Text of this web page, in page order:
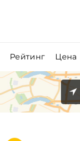
Рейтинг Цена